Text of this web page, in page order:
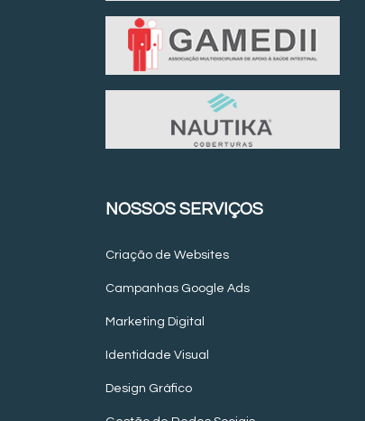
NOSSOS SERVIÇOS
Criação de Websites
Campanhas Google Ads
Marketing Digital
Identidade Visual
Design Gráfico